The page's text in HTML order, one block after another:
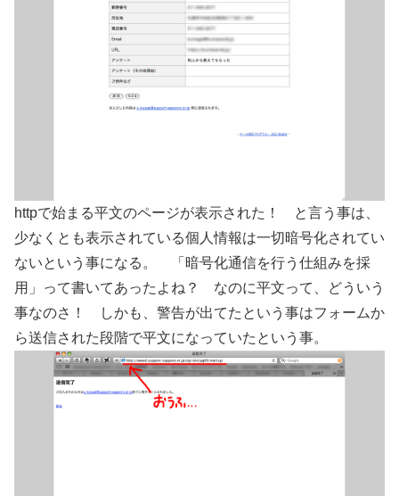
httpで始まる平文のページが表示された！ と言う事は、
少なくとも表示されている個人情報は一切暗号化されてい
ないという事になる。 「暗号化通信を行う仕組みを採
用」って書いてあったよね？ なのに平文って、どういう
事なのさ！ しかも、警告が出てたという事はフォームか
ら送信された段階で平文になっていたという事。